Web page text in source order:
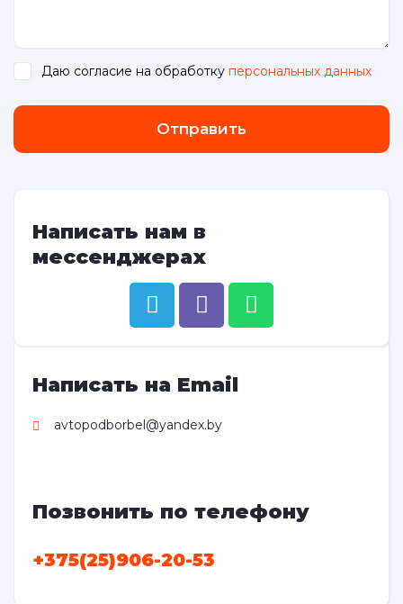
Даю согласие на обработку персональных данных
Отправить
Написать нам в
мессенджерах
Написать на Email
avtopodborbel@yandex.by
Позвонить по телефону
+375(25)906-20-53